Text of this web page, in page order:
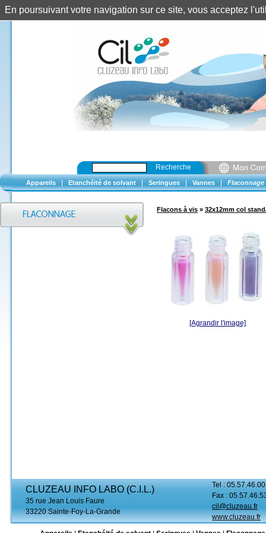
Recherche
Appareils Etanchéité de solvant Seringues Vannes Flaconnage
Flacons à vis » 32x12mm col
[Agrandir l'image]
CLUZEAU INFO LABO (C.I.L.)
35 rue Jean Louis Faure
33220 Sainte-Foy-La-Grande
Tel :
Fax :
cil@cluzeau.fr
www.cluzeau.fr
En poursuivant votre navigation sur ce site, vous acceptez